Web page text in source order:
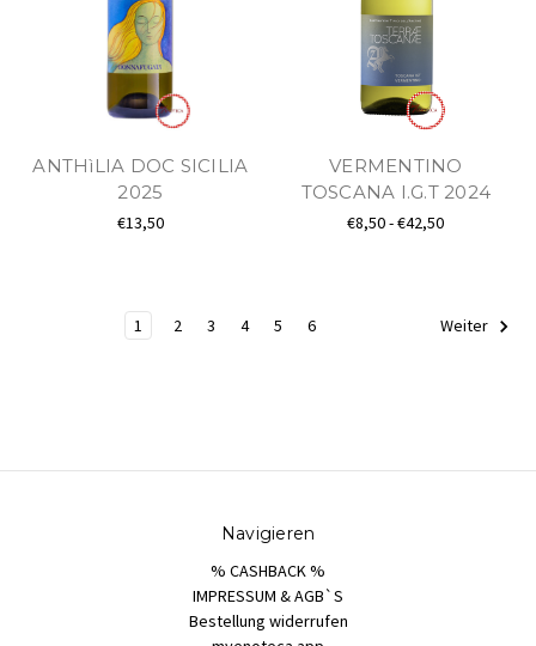
ANTHìLIA DOC SICILIA
2025
€13,50
VERMENTINO
TOSCANA I.G.T 2024
€8,50 - €42,50
1 2 3 4 5 6 Weiter
Navigieren
% CASHBACK %
IMPRESSUM & AGB`S
Bestellung widerrufen